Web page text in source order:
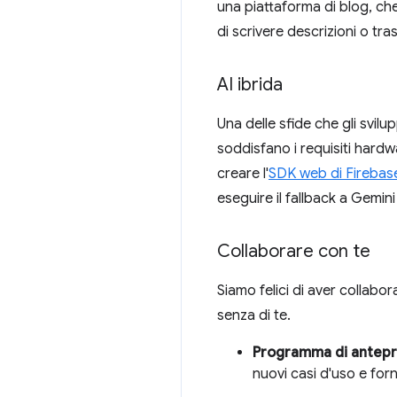
una piattaforma di blog,
di scrivere descrizioni o
AI ibrida
Una delle sfide che gli
soddisfano i requisiti
creare l'SDK web di
eseguire il fallback a
Collaborare con te
Siamo felici di aver
senza di te.
Programma di
nuovi casi d'uso e